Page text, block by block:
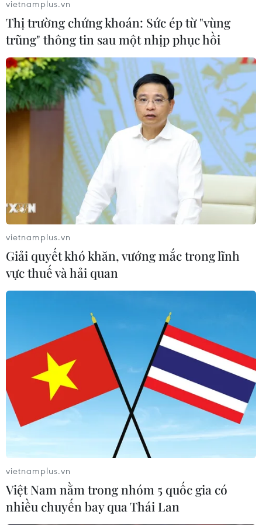
vietnamplus.vn
Thị trường chứng khoán: Sức ép từ "vùng
trũng" thông tin sau một nhịp phục hồi
vietnamplus.vn
Giải quyết khó khăn, vướng mắc trong lĩnh
vực thuế và hải quan
vietnamplus.vn
Việt Nam nằm trong nhóm 5 quốc gia có
nhiều chuyến bay qua Thái Lan